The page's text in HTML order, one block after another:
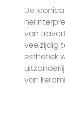
De
van
veelzijdig
esthetiek
van